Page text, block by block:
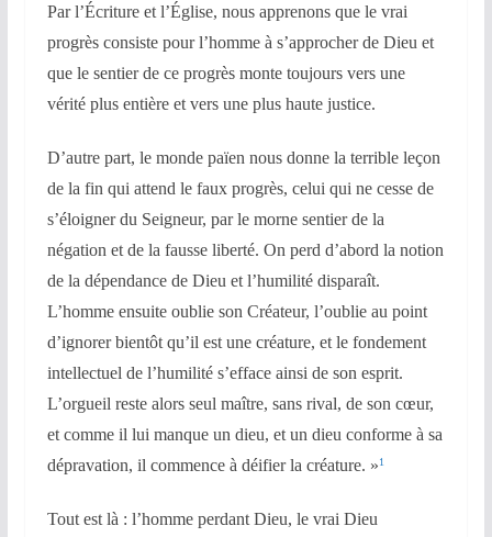
Par l’Écriture et l’Église, nous apprenons que le vrai
progrès consiste pour l’homme à s’approcher de Dieu et
que le sentier de ce progrès monte toujours vers une
vérité plus entière et vers une plus haute justice.
D’autre part, le monde païen nous donne la terrible leçon
de la fin qui attend le faux progrès, celui qui ne cesse de
s’éloigner du Seigneur, par le morne sentier de la
négation et de la fausse liberté. On perd d’abord la notion
de la dépendance de Dieu et l’humilité disparaît.
L’homme ensuite oublie son Créateur, l’oublie au point
d’ignorer bientôt qu’il est une créature, et le fondement
intellectuel de l’humilité s’efface ainsi de son esprit.
L’orgueil reste alors seul maître, sans rival, de son cœur,
et comme il lui manque un dieu, et un dieu conforme à sa
dépravation, il commence à déifier la créature. »1
Tout est là : l’homme perdant Dieu, le vrai Dieu